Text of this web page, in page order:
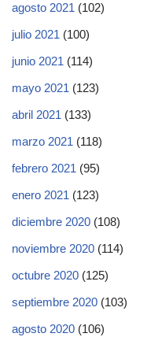
agosto 2021 (102)
julio 2021 (100)
junio 2021 (114)
mayo 2021 (123)
abril 2021 (133)
marzo 2021 (118)
febrero 2021 (95)
enero 2021 (123)
diciembre 2020 (108)
noviembre 2020 (114)
octubre 2020 (125)
septiembre 2020 (103)
agosto 2020 (106)